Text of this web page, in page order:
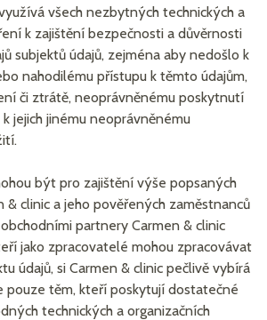
všech nezbytných technických a
k zajištění bezpečnosti a důvěrnosti
subjektů údajů, zejména aby nedošlo k
nahodilému přístupu k těmto údajům,
či ztrátě, neoprávněnému poskytnutí
jejich jinému neoprávněnému
být pro zajištění výše popsaných
& clinic a jeho pověřených zaměstnanců
partnery Carmen & clinic
jako zpracovatelé mohou zpracovávat
údajů, si Carmen & clinic pečlivě vybírá
pouze těm, kteří poskytují dostatečné
technických a organizačních